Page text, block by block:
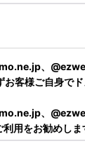
、
お客様ご自身で
、
用をお勧めし